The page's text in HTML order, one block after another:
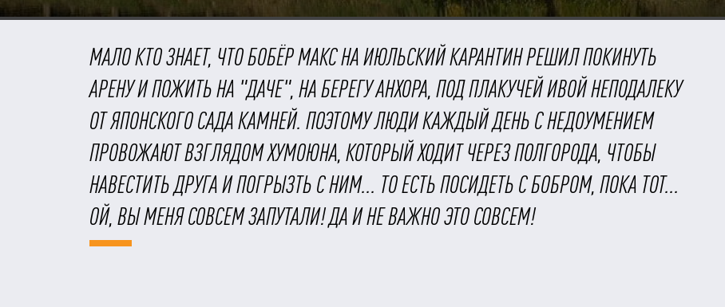
МАЛО КТО ЗНАЕТ, ЧТО БОБЁР МАКС НА ИЮЛЬСКИЙ КАРАНТИН РЕШИЛ ПОКИНУТЬ
АРЕНУ И ПОЖИТЬ НА "ДАЧЕ", НА БЕРЕГУ АНХОРА, ПОД ПЛАКУЧЕЙ ИВОЙ НЕПОДАЛЕКУ
ОТ ЯПОНСКОГО САДА КАМНЕЙ. ПОЭТОМУ ЛЮДИ КАЖДЫЙ ДЕНЬ С НЕДОУМЕНИЕМ
ПРОВОЖАЮТ ВЗГЛЯДОМ ХУМОЮНА, КОТОРЫЙ ХОДИТ ЧЕРЕЗ ПОЛГОРОДА, ЧТОБЫ
НАВЕСТИТЬ ДРУГА И ПОГРЫЗТЬ С НИМ... ТО ЕСТЬ ПОСИДЕТЬ С БОБРОМ, ПОКА ТОТ...
ОЙ, ВЫ МЕНЯ СОВСЕМ ЗАПУТАЛИ! ДА И НЕ ВАЖНО ЭТО СОВСЕМ!